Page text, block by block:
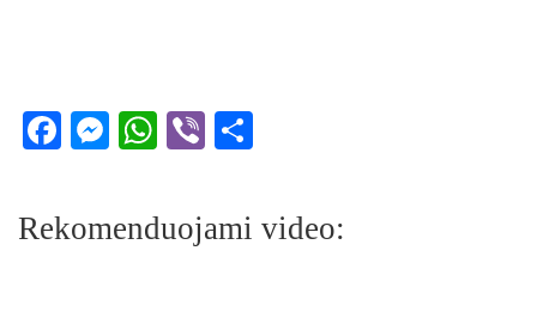
Facebook
Messenger
WhatsApp
Viber
Rekomenduojami video: